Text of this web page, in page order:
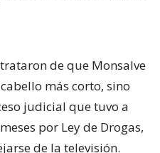
de que Monsalve
más corto, sino
judicial que tuvo a
por Ley de Drogas,
de la televisión.